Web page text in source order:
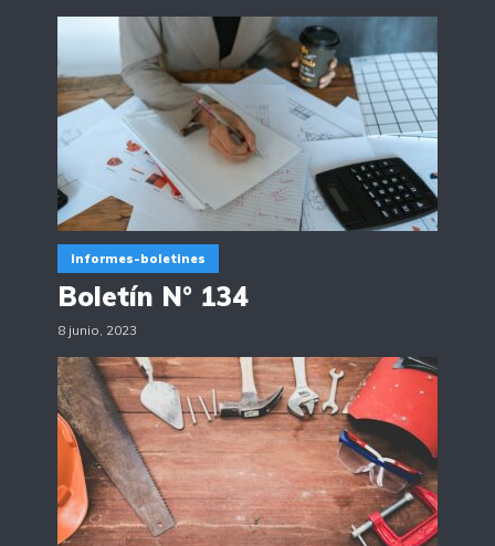
Informes-boletines
Boletín N° 134
8 junio, 2023